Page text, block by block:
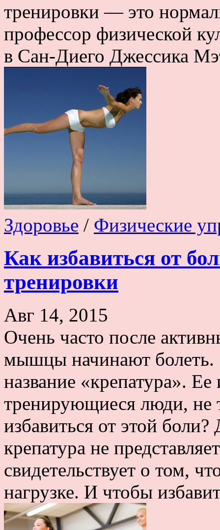
тренировки — это
профессор физической
в Сан-Диего Джессика
Здоровье / Физические
Как избавиться от
тренировки
Авг 14, 2015
Очень часто после
мышцы начинают болеть.
название «крепатура».
тренирующиеся люди, не
избавиться от этой
крепатура не
свидетельствует о том,
нагрузке. И чтобы